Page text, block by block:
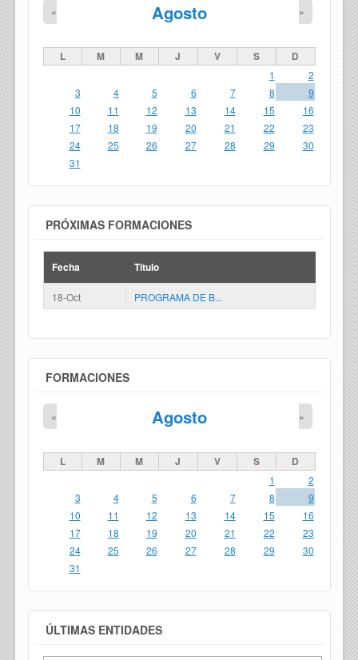
Agosto
« »
L M M J V S D
1
2
3
4 5 6 7 8
9
10
11 12 13 14 15
16
17
18 19 20 21 22
23
24
25 26 27 28 29
30
31
PRÓXIMAS FORMACIONES
Fecha Titulo
18-Oct PROGRAMA DE B...
FORMACIONES
Agosto
« »
L M M J V S D
1
2
3
4 5 6 7 8
9
10
11 12 13 14 15
16
17
18 19 20 21 22
23
24
25 26 27 28 29
30
31
ÚLTIMAS ENTIDADES